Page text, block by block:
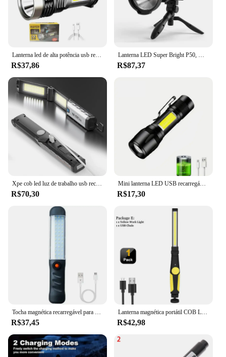
Lanterna led de alta potência usb recarregável ao ar livre super brilhante portátil holofote lanterna embutida 18650 lâmpada de acampamento
R$37,86
Lanterna LED Super Bright P50, Holofote portátil de alta potência, Recarregável, À prova d'água, Camping, Tocha de caminhada, Lâmpada com suporte
R$87,37
Xpe cob led luz de trabalho usb recarregável lâmpada de inspeção com gancho tocha luz de trabalho à prova dwaterproof água portátil para reparo do carro
R$70,30
Mini lanterna LED USB recarregável, tocha Zoomable, holofotes portáteis de longo alcance, luz lateral COB para camping ao ar livre e pesca
R$17,30
Tocha magnética recarregável para garagem e mecânico, Auto LED Light, Lanterna de aviso de emergência, Acessórios do carro
R$37,45
Lanterna magnética portátil COB LED, Tocha recarregável USB, Lanterna de inspeção, Camping, Lâmpada de reparo do carro
R$42,98